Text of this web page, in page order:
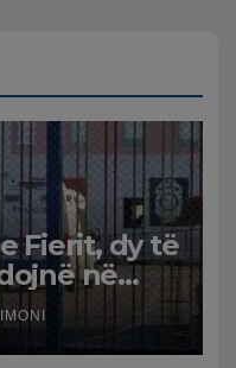
Fierit, dy të
në